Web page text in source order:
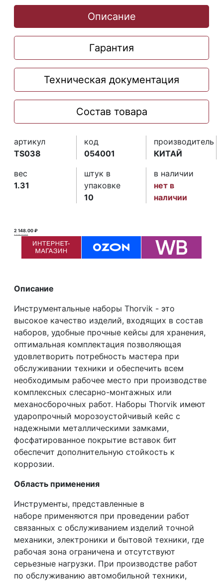
Описание
Гарантия
Техническая документация
Состав товара
артикул
TS038
код
054001
производитель
КИТАЙ
вес
1.31
штук в
упаковке
10
в наличии
нет в
наличии
2 148.00 ₽
4 526.20 ₽ ₽
Описание
Инструментальные наборы Thorvik - это
высокое качество изделий, входящих в состав
наборов, удобные прочные кейсы для хранения,
оптимальная комплектация позволяющая
удовлетворить потребность мастера при
обслуживании техники и обеспечить всем
необходимым рабочее место при производстве
комплексных слесарно-монтажных или
механосборочных работ. Наборы Thorvik имеют
ударопрочный морозоустойчивый кейс с
надежными металлическими замками,
фосфатированное покрытие вставок бит
обеспечит дополнительную стойкость к
коррозии.
Область применения
Инструменты, представленные в
наборе применяются при проведении работ
связанных с обслуживанием изделий точной
механики, электроники и бытовой техники, где
рабочая зона ограничена и отсутствуют
серьезные нагрузки. При производстве работ
по обслуживанию автомобильной техники,